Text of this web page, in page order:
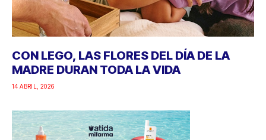
CON LEGO, LAS FLORES DEL DÍA DE LA
MADRE DURAN TODA LA VIDA
14 ABRIL, 2026